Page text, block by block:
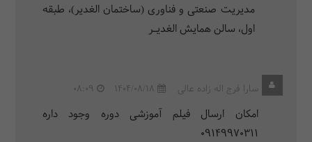
مدیریت صنعتی و فناوری (ساختمان الغدیر)، طبقه
اول، سالن همایش الغدیـر
سارا فرج اله زاده عالی 1404/08/18
08:09
امکان ارسال فیلم آموزشی دوره وجود داره
09149970311